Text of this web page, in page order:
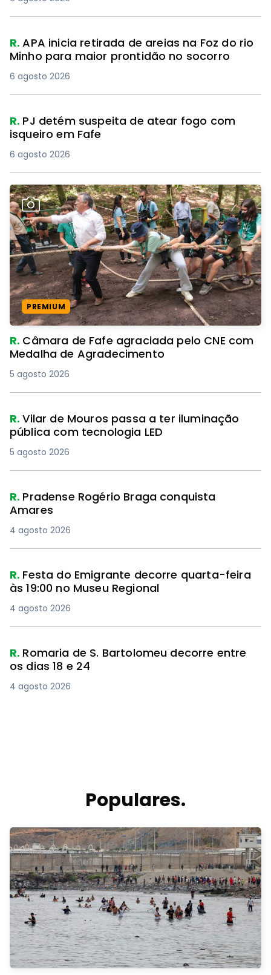
R.APA inicia retirada de areias na Foz do rio
Minho para maior prontidão no socorro
6 agosto 2026
R. PJ detém suspeita de atear fogo com
isqueiro em Fafe
6 agosto 2026
PREMIUM
R. Câmara de Fafe agraciada pelo CNE com
Medalha de Agradecimento
5 agosto 2026
R.Vilar de Mouros passa a ter iluminação
pública com tecnologia LED
5 agosto 2026
R. Pradense Rogério Braga conquista
Amares
4 agosto 2026
R. Festa do Emigrante decorre quarta-feira
às 19:00 no Museu Regional
4 agosto 2026
R. Romaria de S. Bartolomeu decorre entre
os dias 18 e 24
4 agosto 2026
Populares.